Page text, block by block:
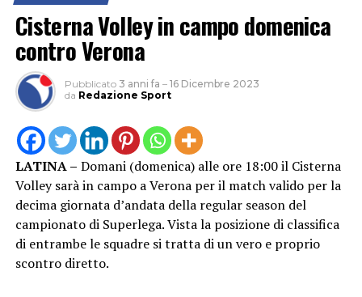
Cisterna Volley in campo domenica
contro Verona
Pubblicato 3 anni fa – 16 Dicembre 2023
da Redazione Sport
LATINA – Domani (domenica) alle ore 18:00 il Cisterna
Volley sarà in campo a Verona per il match valido per la
decima giornata d’andata della regular season del
campionato di Superlega. Vista la posizione di classifica
di entrambe le squadre si tratta di un vero e proprio
scontro diretto.